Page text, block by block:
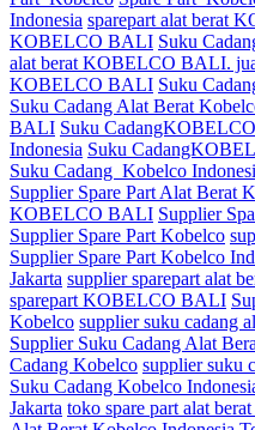
Indonesia sparepart alat berat
KOBELCO BALI Suku
alat berat KOBELCO BALI.
KOBELCO BALI Suku
Suku Cadang Alat Berat
BALI Suku CadangKOBELCO
Indonesia Suku
Suku Cadang Kobelco
Supplier Spare Part Alat Berat
KOBELCO BALI Supplier
Supplier Spare Part Kobelco
Supplier Spare Part Kobelco
Jakarta supplier sparepart alat
sparepart KOBELCO BALI
Kobelco supplier suku cadang
Supplier Suku Cadang Alat
Cadang Kobelco supplier suku
Suku Cadang Kobelco
Jakarta toko spare part alat